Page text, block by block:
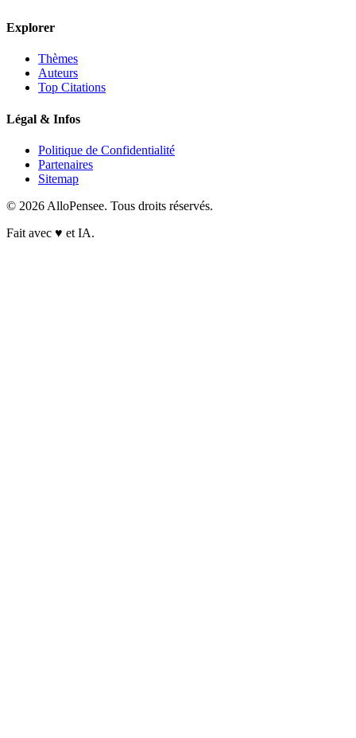
Explorer
Thèmes
Auteurs
Top Citations
Légal & Infos
Politique de Confidentialité
Partenaires
Sitemap
© 2026 AlloPensee. Tous droits réservés.
Fait avec ♥ et IA.